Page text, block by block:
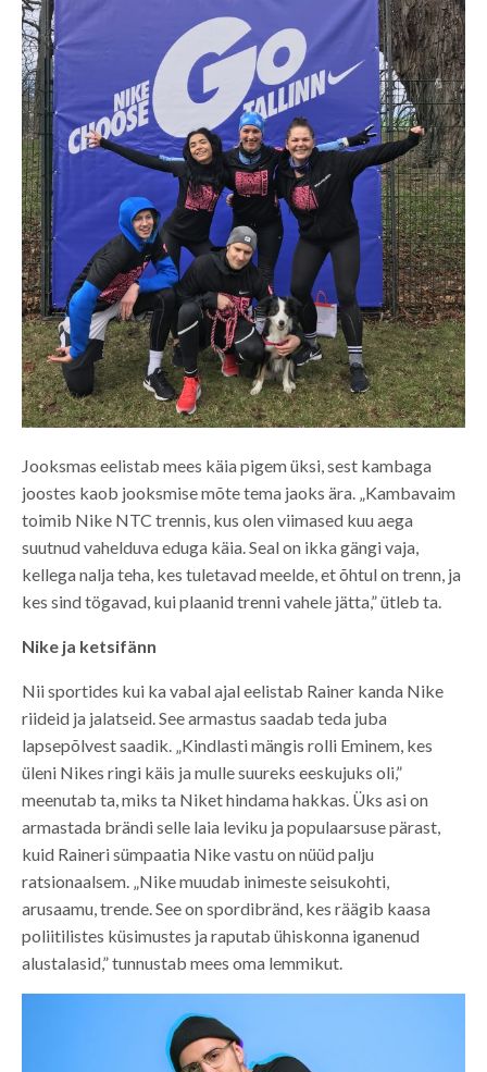
Jooksmas eelistab mees käia pigem üksi, sest kambaga
joostes kaob jooksmise mõte tema jaoks ära. „Kambavaim
toimib Nike NTC trennis, kus olen viimased kuu aega
suutnud vahelduva eduga käia. Seal on ikka gängi vaja,
kellega nalja teha, kes tuletavad meelde, et õhtul on trenn, ja
kes sind tögavad, kui plaanid trenni vahele jätta,” ütleb ta.
Nike ja ketsifänn
Nii sportides kui ka vabal ajal eelistab Rainer kanda Nike
riideid ja jalatseid. See armastus saadab teda juba
lapsepõlvest saadik. „Kindlasti mängis rolli Eminem, kes
üleni Nikes ringi käis ja mulle suureks eeskujuks oli,”
meenutab ta, miks ta Niket hindama hakkas. Üks asi on
armastada brändi selle laia leviku ja populaarsuse pärast,
kuid Raineri sümpaatia Nike vastu on nüüd palju
ratsionaalsem. „Nike muudab inimeste seisukohti,
arusaamu, trende. See on spordibränd, kes räägib kaasa
poliitilistes küsimustes ja raputab ühiskonna iganenud
alustalasid,” tunnustab mees oma lemmikut.